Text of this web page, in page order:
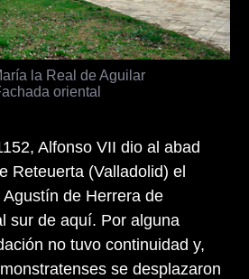
Alfonso VII dio al abad
Reteuerta (Valladolid) el
de Herrera de
sur de aquí. Por alguna
no tuvo continuidad y,
se desplazaron
la Real de Aguilar
oriental